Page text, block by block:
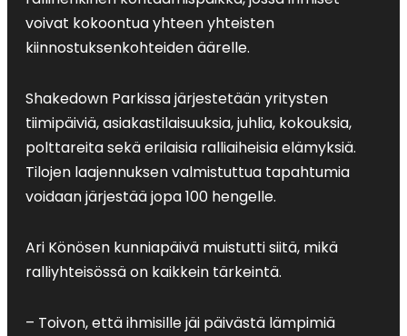
voivat kokoontua yhteen yhteisten
kiinnostuksenkohteiden äärelle.
Shakedown Parkissa järjestetään yritysten
tiimipäiviä, asiakastilaisuuksia, juhlia, kokouksia,
polttareita sekä erilaisia ralliaiheisia elämyksiä.
Tilojen laajennuksen valmistuttua tapahtumia
voidaan järjestää jopa 100 hengelle.
Ari Könösen kunniapäivä muistutti siitä, mikä
ralliyhteisössä on kaikkein tärkeintä.
– Toivon, että ihmisille jäi päivästä lämpimiä